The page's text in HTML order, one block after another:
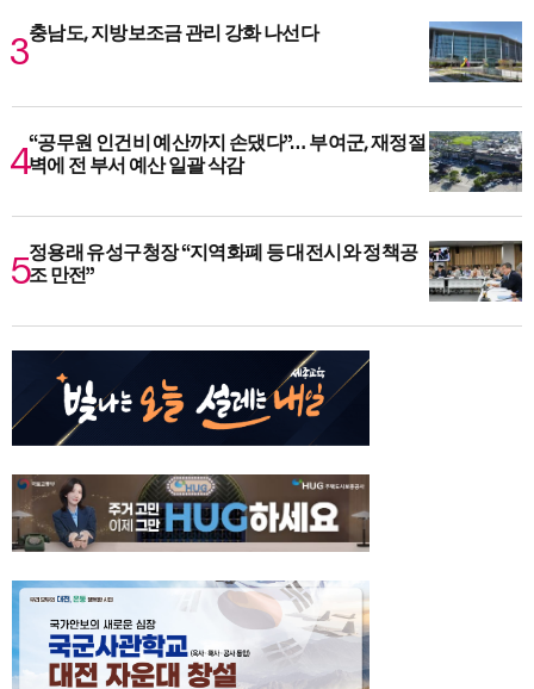
충남도, 지방보조금 관리 강화 나선다
“공무원 인건비 예산까지 손댔다”… 부여군, 재정절
벽에 전 부서 예산 일괄 삭감
정용래 유성구청장 “지역화폐 등 대전시와 정책공
조 만전”